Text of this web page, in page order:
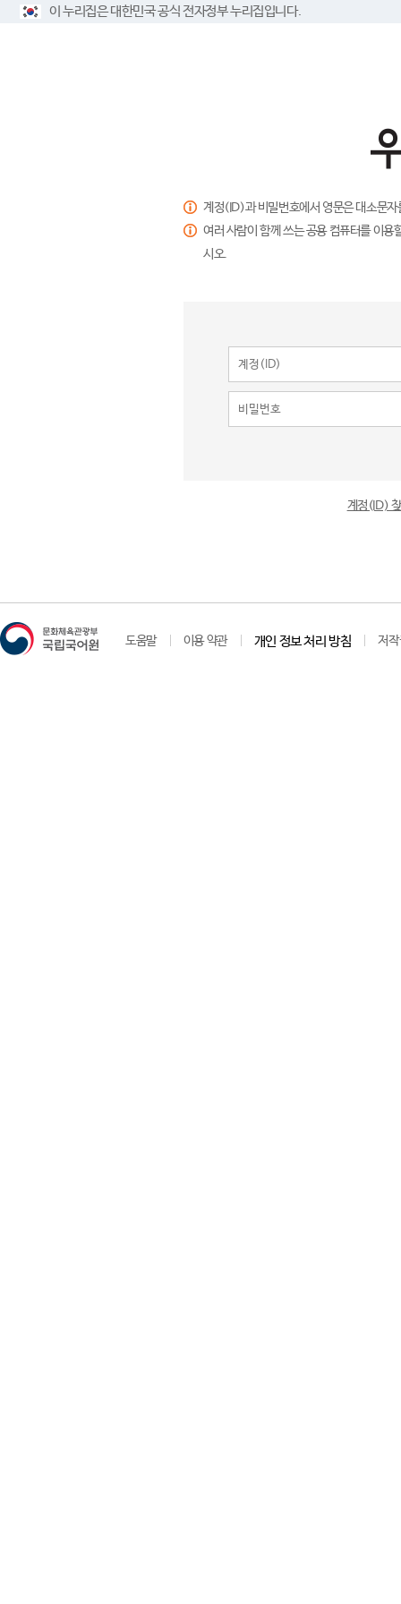
이 누리집은 대한민국 공식 전자정부 누리집입니다.
계정(ID)과 비밀번호에서 영문은 대소문
여러 사람이 함께 쓰는 공용 컴퓨터를 이
시오.
계정(ID)
도움말 이용 약관 개인 정보 처리 방침 저